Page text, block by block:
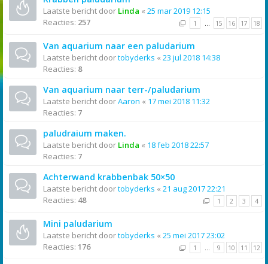
Laatste bericht door Linda « 25 mar 2019 12:15
Reacties: 257 1 … 15 16 17 18
Van aquarium naar een paludarium
Laatste bericht doortobyderks « 23 jul 2018 14:38
Reacties: 8
Van aquarium naar terr-/paludarium
Laatste bericht doorAaron « 17 mei 2018 11:32
Reacties: 7
paludraium maken.
Laatste bericht door Linda « 18 feb 2018 22:57
Reacties: 7
Achterwand krabbenbak 50×50
Laatste bericht doortobyderks « 21 aug 2017 22:21
Reacties: 48 1 2 3 4
Mini paludarium
Laatste bericht doortobyderks « 25 mei 2017 23:02
Reacties: 176 1 … 9 10 11 12